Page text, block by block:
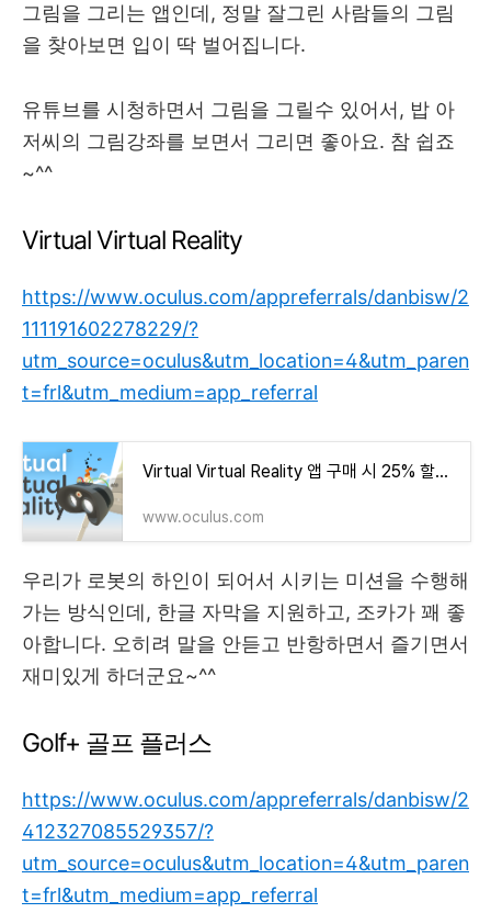
그림을 그리는 앱인데, 정말 잘그린 사람들의 그림
을 찾아보면 입이 딱 벌어집니다.
유튜브를 시청하면서 그림을 그릴수 있어서, 밥 아
저씨의 그림강좌를 보면서 그리면 좋아요. 참 쉽죠
~^^
Virtual Virtual Reality
https://www.oculus.com/appreferrals/danbisw/2
111191602278229/?
utm_source=oculus&utm_location=4&utm_paren
t=frl&utm_medium=app_referral
Virtual Virtual Reality 앱 구매 시 25% 할인 | Meta Quest
www.oculus.com
우리가 로봇의 하인이 되어서 시키는 미션을 수행해
가는 방식인데, 한글 자막을 지원하고, 조카가 꽤 좋
아합니다. 오히려 말을 안듣고 반항하면서 즐기면서
재미있게 하더군요~^^
Golf+ 골프 플러스
https://www.oculus.com/appreferrals/danbisw/2
412327085529357/?
utm_source=oculus&utm_location=4&utm_paren
t=frl&utm_medium=app_referral